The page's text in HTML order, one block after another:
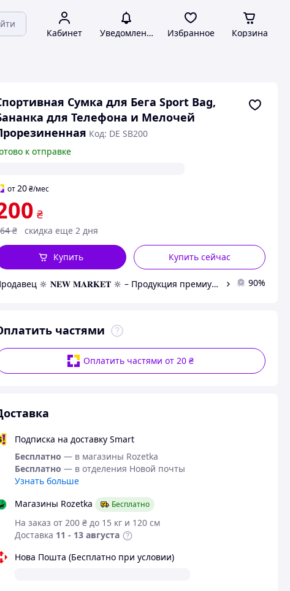
Кабинет Уведомления Избранное Корзина
Сумка для Бега Sport Bag,
для Телефона и Мелочей
Код: DE SB200
к отправке
от20 ₴/мес
₴
₴ скидка еще 2 дня
Купить сейчас
Купить
Продавец 🔆 𝐍𝐄𝐖 𝐌𝐀𝐑𝐊𝐄𝐓 🔆 – Продукция премиум-класса от официального представителя! 90%
частями
Оплатить частями от 20 ₴
Подписка на доставку Smart
Бесплатно — в магазины Rozetka
Бесплатно — в отделения Новой почты
Узнать больше
Магазины Rozetka
Бесплатно
На заказ от 200 ₴ до 15 кг и 120 см
Доставка 11 - 13 августа
Нова Пошта (Бесплатно при условии)